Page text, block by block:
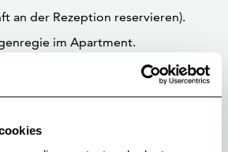
an der Rezeption reservieren).
im Apartment.
gebracht. Bitte teilen Sie